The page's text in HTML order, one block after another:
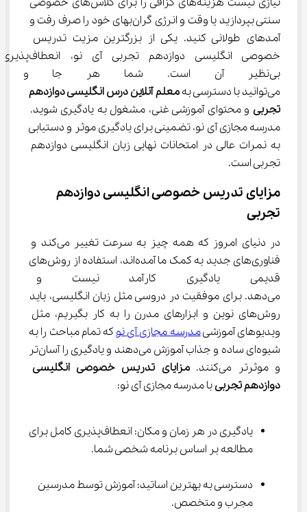
سنتی بپردازید یا وقت و انرژی گران‌بهای خود را صرف رفت و
آمدهای طولانی کنید. یکی از بزرگترین مزیت تدریس
خصوصی انگلیسی دوازدهم تجربی آی نو، انعطاف‌پذیری
بی‌نظیر آن است. شما هر جا و
می‌توانید با دسترسی به
معلم آنلاین درس انگلیسی دوازدهم
تجربی و محتوای آموزشی غنی، مشغول به یادگیری شوید.
مدرسه مجازی آی ‌نو، تضمینی برای یادگیری موثر و دستیابی
به نمرات عالی در امتحانات نهایی زبان انگلیسی دوازدهم
تجربی است.
مزایای تدریس خصوصی انگلیسی دوازدهم
تجربی
در دنیای امروز که همه چیز به سرعت تغییر می‌کند و
فناوری‌های جدید به کمک ما آمده‌اند، استفاده از روش‌های
قدیمی یادگیری کارآمد نیست
می‌دهد. برای موفقیت در دروسی مثل زبان انگلیسی، باید
روش‌های نوین و ابزارهای مدرن را به کار بگیریم، مثل
ویدیوهای آموزشی مدرسه مجازی آی‌ نو
که تمام مباحث را به
شیوه‌ای ساده و جذاب آموزش می‌دهند و یادگیری را آسان‌تر
و موثرتر می‌کنند.
مزایای تدریس خصوصی انگلیسی
دوازدهم تجربی با مدرسه مجازی آی ‌نو:
یادگیری در هر زمان و مکان: انعطاف‌پذیری کامل برای
مطالعه بر اساس برنامه شخصی شما.
دسترسی به بهترین اساتید: آموزش توسط مدرسین
مجرب و متخصص.